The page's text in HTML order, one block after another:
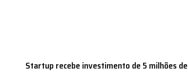
Startup recebe investimento de 5 milhões de